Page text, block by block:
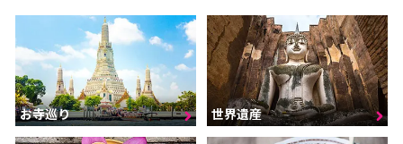
お寺巡り 世界遺産